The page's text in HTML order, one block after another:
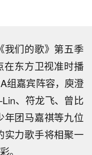
我们的歌》第五季
东方卫视准时播
组嘉宾阵容，庾澄
、符龙飞、曾比
年团马嘉祺等九位
实力歌手将相聚一
。